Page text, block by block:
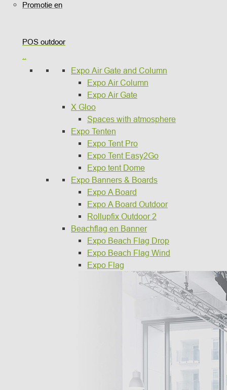
Promotie en
POS outdoor
Expo Air Gate and Column
Expo Air Column
Expo Air Gate
X Gloo
Spaces with atmosphere
Expo Tenten
Expo Tent Pro
Expo Tent Easy2Go
Expo tent Dome
Expo Banners & Boards
Expo A Board
Expo A Board Outdoor
Rollupfix Outdoor 2
Beachflag en Banner
Expo Beach Flag Drop
Expo Beach Flag Wind
Expo Flag